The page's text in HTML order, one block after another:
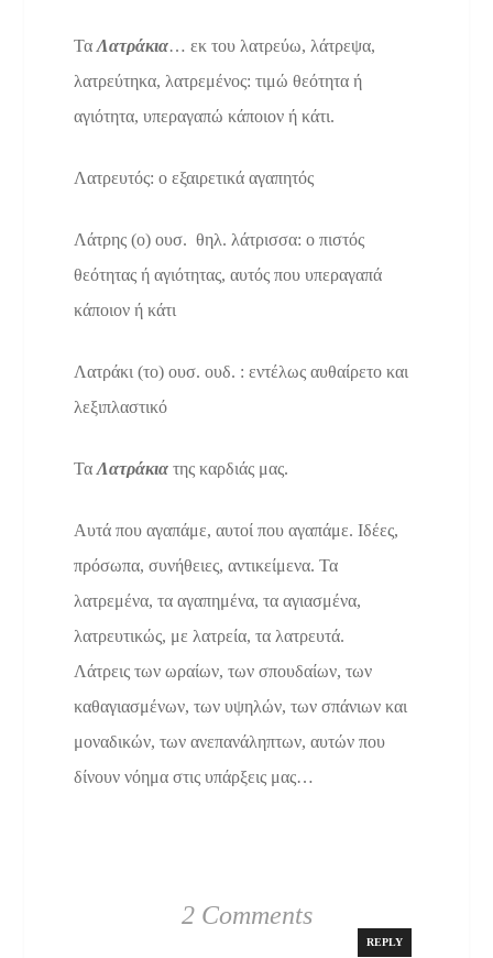
ΤαΛατράκια… εκ του λατρεύω, λάτρεψα,
λατρεύτηκα, λατρεμένος: τιμώ θεότητα ή
αγιότητα, υπεραγαπώ κάποιον ή κάτι.
Λατρευτός: ο εξαιρετικά αγαπητός
Λάτρης (ο) ουσ. θηλ. λάτρισσα: ο πιστός
θεότητας ή αγιότητας, αυτός που υπεραγαπά
κάποιον ή κάτι
Λατράκι (το) ουσ. ουδ. : εντέλως αυθαίρετο και
λεξιπλαστικό
ΤαΛατράκια της καρδιάς μας.
Αυτά που αγαπάμε, αυτοί που αγαπάμε. Ιδέες,
πρόσωπα, συνήθειες, αντικείμενα. Τα
λατρεμένα, τα αγαπημένα, τα αγιασμένα,
λατρευτικώς, με λατρεία, τα λατρευτά.
Λάτρεις των ωραίων, των σπουδαίων, των
καθαγιασμένων, των υψηλών, των σπάνιων και
μοναδικών, των ανεπανάληπτων, αυτών που
δίνουν νόημα στις υπάρξεις μας…
2 Comments
REPLY